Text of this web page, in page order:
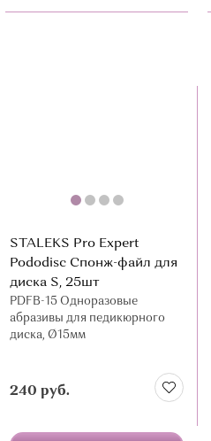
STALEKS Pro Expert
Pododisc Спонж-файл для
диска S, 25шт
PDFB-15 Одноразовые
абразивы для педикюрного
диска, Ø15мм
240 руб.